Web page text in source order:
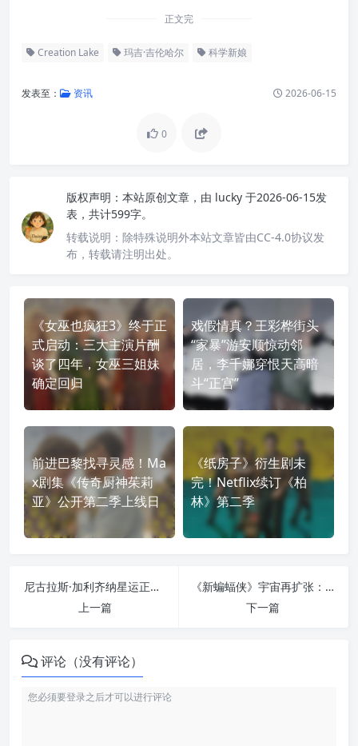
正文完
Creation Lake 玛吉·吉伦哈尔 科学新娘
发表至： 资讯 2026-06-15
0
版权声明： 本站原创文章，由 lucky 于2026-06-15发
表，共计599字。
转载说明： 除特殊说明外本站文章皆由CC-4.0协议发
布，转载请注明出处。
《女巫也疯狂3》终于正
式启动：三大主演片酬
谈了四年，女巫三姐妹
确定回归
戏假情真？王彩桦街头
“家暴”游安顺惊动邻
居，李千娜穿恨天高暗
斗“正宫”
前进巴黎找寻灵感！Ma
x剧集《传奇厨神茱莉
亚》公开第二季上线日
《纸房子》衍生剧未
完！Netflix续订《柏
林》第二季
尼古拉斯·加利齐纳星运正旺：从“希曼”到格斯·范·桑特新片男模传记
上一篇
《新蝙蝠侠》宇宙再扩张：继《企鹅人》后，毒藤女也要拍个人剧集？
下一篇
评论（没有评论）